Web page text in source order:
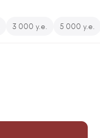
3 000 у.е. 5 000 у.е.